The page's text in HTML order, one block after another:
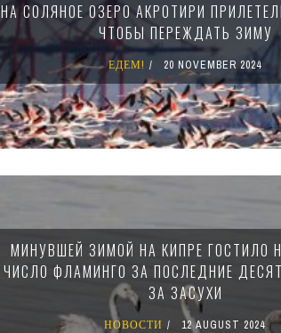
НА СОЛЯНОЕ ОЗЕРО АКРОТИРИ
ЧТОБЫ ПЕРЕЖДАТЬ ЗИМУ
ЕДЕМ! 20 NOVEMBER 2024
МИНУВШЕЙ ЗИМОЙ НА КИПРЕ ГОСТИЛО
ЧИСЛО ФЛАМИНГО ЗА ПОСЛЕДНИЕ
ЗА ЗАСУХИ
НОВОСТИ 12 AUGUST 2024